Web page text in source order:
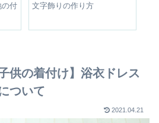
の付
文字飾りの作り方
供の着付け】浴衣ドレス
ついて
2021.04.21